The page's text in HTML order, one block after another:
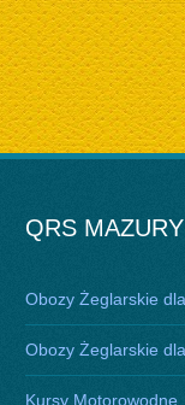
QRS MAZURY
Obozy Żeglarskie
Obozy Żeglarskie
Kursy Motorowodne